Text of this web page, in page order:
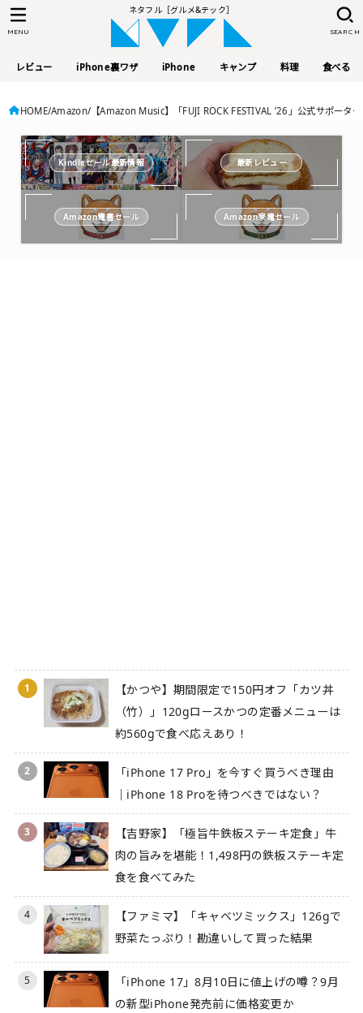
ネタフル［グルメ&テック］
レビュー iPhone裏ワザ iPhone キャンプ 料理 食べる
SEARCH
MENU
HOME Amazon 【Amazon Music】「FUJI ROCK FESTIVAL ’26」公式サポータ
Kindleセール最新情報 最新レビュー
Amazon電書セール Amazon家電セール
1
【かつや】期間限定で150円オフ「カツ丼
（竹）」120gロースかつの定番メニューは
約560gで食べ応えあり！
2
「iPhone 17 Pro」を今すぐ買うべき理由
｜iPhone 18 Proを待つべきではない？
3
【吉野家】「極旨牛鉄板ステーキ定食」牛
肉の旨みを堪能！1,498円の鉄板ステーキ定
食を食べてみた
4
【ファミマ】「キャベツミックス」126gで
野菜たっぷり！勘違いして買った結果
5
「iPhone 17」8月10日に値上げの噂？9月
の新型iPhone発売前に価格変更か